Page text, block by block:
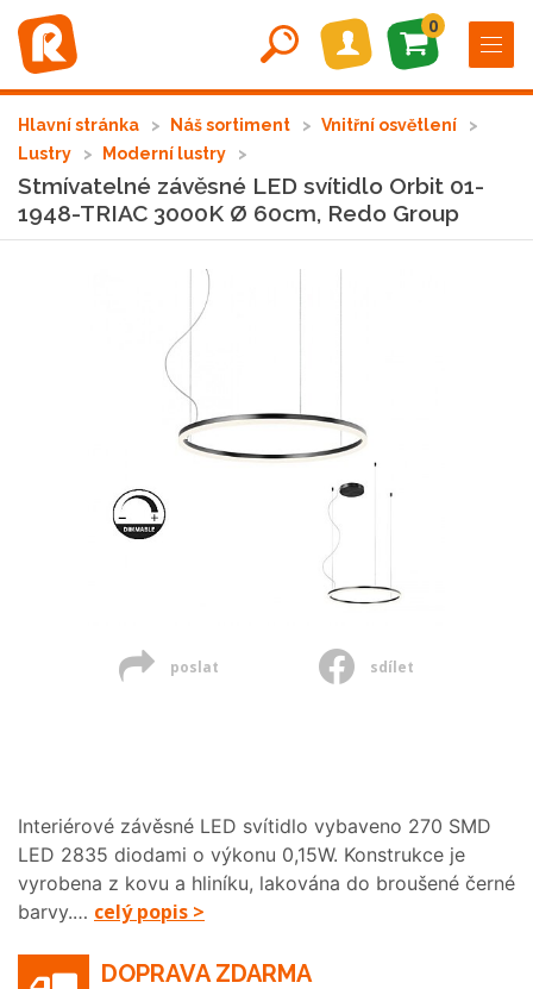
0
Hlavní stránka Náš sortiment
Vnitřní osvětlení
Lustry
Moderní lustry
Stmívatelné závěsné LED svítidlo Orbit 01-
1948-TRIAC 3000K Ø 60cm, Redo Group
poslat sdílet
Interiérové závěsné LED svítidlo vybaveno 270 SMD
LED 2835 diodami o výkonu 0,15W. Konstrukce je
vyrobena z kovu a hliníku, lakována do broušené černé
barvy.… celý popis >
DOPRAVA ZDARMA